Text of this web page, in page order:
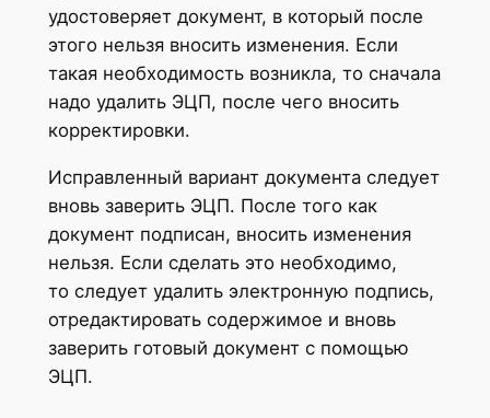
удостоверяет документ, в который после
этого нельзя вносить изменения. Если
такая необходимость возникла, то сначала
надо удалить ЭЦП, после чего вносить
корректировки.
Исправленный вариант документа следует
вновь заверить ЭЦП. После того как
документ подписан, вносить изменения
нельзя. Если сделать это необходимо,
то следует удалить электронную подпись,
отредактировать содержимое и вновь
заверить готовый документ с помощью
ЭЦП.